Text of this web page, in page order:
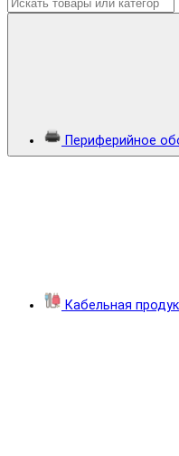
Периферийное
Кабельная